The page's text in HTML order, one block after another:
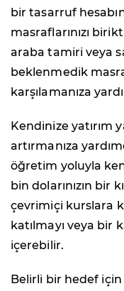
bir tasarruf
masraflarınızı
araba tamiri veya
beklenmedik
karşılamanıza
Kendinize yatırım
artırmanıza
öğretim yoluyla
bin dolarınızın bir
çevrimiçi kurslara
katılmayı veya bir
içerebilir.
Belirli bir hedef